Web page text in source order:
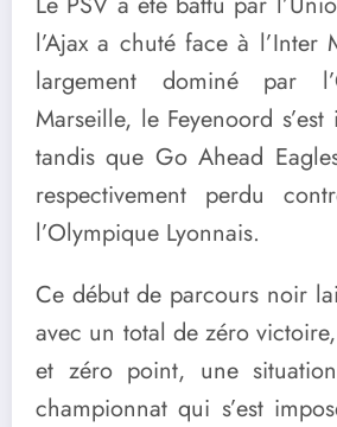
l’Ajax a chuté face à l’Inter
largement dominé par
Marseille, le Feyenoord
tandis que Go Ahead
respectivement perdu
l’Olympique Lyonnais.
Ce début de parcours noir
avec un total de zéro
et zéro point, une
championnat qui s’est